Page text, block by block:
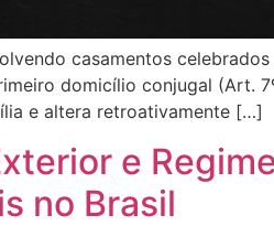
casamentos
domicílio conjugal (Art.
e altera retroativamente […]
e
no Brasil